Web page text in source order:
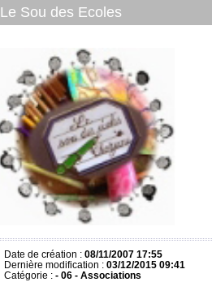
Le Sou des Ecoles
Date de création : 08/11/2007 17:55
Dernière modification : 03/12/2015 09:41
Catégorie : - 06 - Associations